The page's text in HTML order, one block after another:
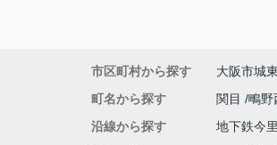
市区町村から探す 大阪市城
町名から探す
関目 鴫野
沿線から探す
地下鉄今